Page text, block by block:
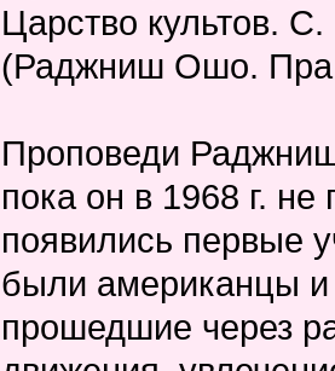
Царство культов.
(Раджниш Ошо.
Проповеди
пока он в 1968 г.
появились первые
были американцы и
прошедшие через